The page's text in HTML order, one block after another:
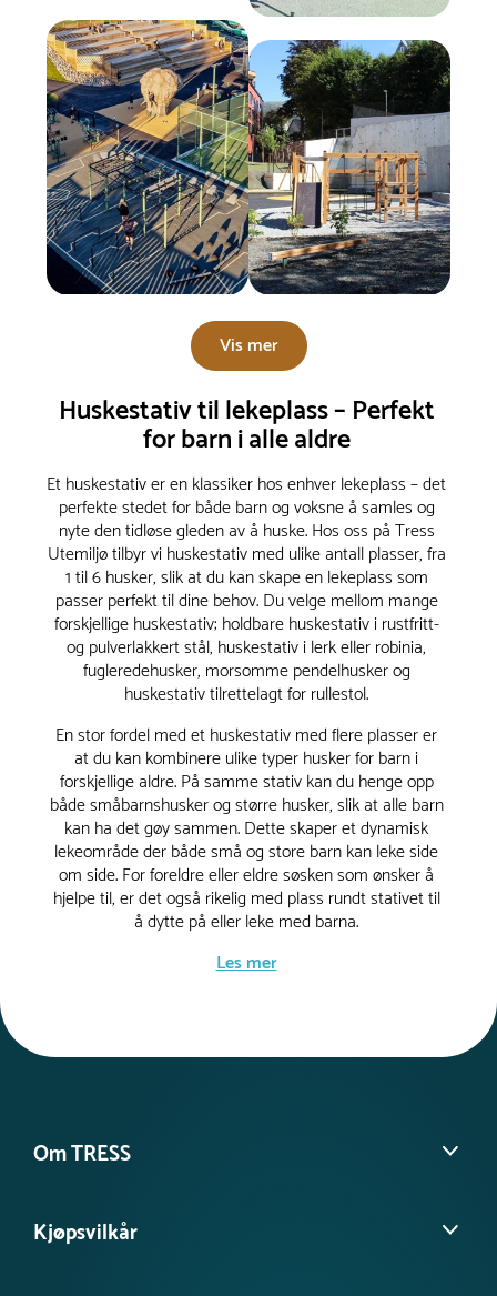
Vis mer
Huskestativ til lekeplass – Perfekt
for barn i alle aldre
Et huskestativ er en klassiker hos enhver lekeplass – det
perfekte stedet for både barn og voksne å samles og
nyte den tidløse gleden av å huske. Hos oss på Tress
Utemiljø tilbyr vi huskestativ med ulike antall plasser, fra
1 til 6 husker, slik at du kan skape en lekeplass som
passer perfekt til dine behov. Du velge mellom mange
forskjellige huskestativ; holdbare huskestativ i rustfritt-
og pulverlakkert stål, huskestativ i lerk eller robinia,
fugleredehusker, morsomme pendelhusker og
huskestativ tilrettelagt for rullestol.
En stor fordel med et huskestativ med flere plasser er
at du kan kombinere ulike typer husker for barn i
forskjellige aldre. På samme stativ kan du henge opp
både småbarnshusker og større husker, slik at alle barn
kan ha det gøy sammen. Dette skaper et dynamisk
lekeområde der både små og store barn kan leke side
om side. For foreldre eller eldre søsken som ønsker å
hjelpe til, er det også rikelig med plass rundt stativet til
å dytte på eller leke med barna.
Les mer
lekeplasser
passer perfekt til ditt utemiljø. Enten du leter etter et
huskestativ i tre for en naturlig og klassisk estetikk, eller
og innbydende følelse, mens huskestativ i metall er
Om TRESS
Kontakt kundeservice
Kjøpsvilkår